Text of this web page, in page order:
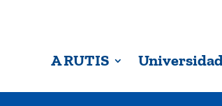
A RUTIS